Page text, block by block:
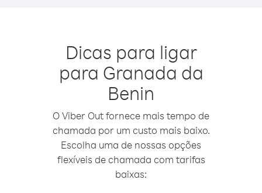
Dicas para ligar
para Granada da
Benin
O Viber Out fornece mais tempo de
chamada por um custo mais baixo.
Escolha uma de nossas opções
flexíveis de chamada com tarifas
baixas: